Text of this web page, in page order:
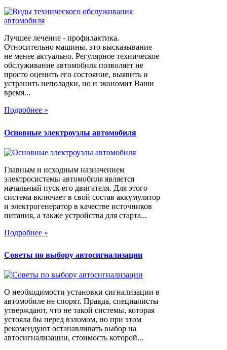
Лучшее лечение - профилактика.
Относительно машины, это высказывание
не менее актуально. Регулярное техническое
обслуживание автомобиля позволяет не
просто оценить его состояние, выявить и
устранить неполадки, но и экономит Ваши
время...
Подробнее »
Основные электроузлы автомобиля
Главным и исходным назначением
электросистемы автомобиля является
начальный пуск его двигателя. Для этого
система включает в свой состав аккумулятор
и электрогенератор в качестве источников
питания, а также устройства для старта...
Подробнее »
Советы по выбору автосигнализации
О необходимости установки сигнализации в
автомобиле не спорят. Правда, специалисты
утверждают, что не такой системы, которая
устояла бы перед взломом, но при этом
рекомендуют останавливать выбор на
автосигнализации, стоимость которой...